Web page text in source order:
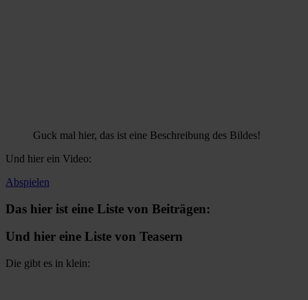
Guck mal hier, das ist eine Beschreibung des Bildes!
Und hier ein Video:
Abspielen
Das hier ist eine Liste von Beiträgen:
Und hier eine Liste von Teasern
Die gibt es in klein: